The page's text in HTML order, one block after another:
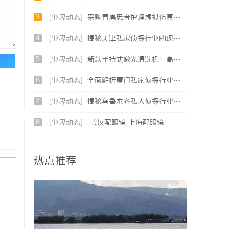
3 [业界动态] 采购胃癌患者护理虚拟仿真软件：预算详解+隐形收费排查指南
4 [业界动态] 揭秘天津私家侦探行业的现状与发展趋势
5 [业界动态] 新款手持式激光清洗机：高效清洁的新时代
6 [业界动态] 全面解析厦门私家侦探行业的现状与发展趋势
7 [业界动态] 揭秘乌鲁木齐私人侦探行业的发展与应用前景
8 [业界动态] 武汉配眼镜 上海配眼镜
热点推荐